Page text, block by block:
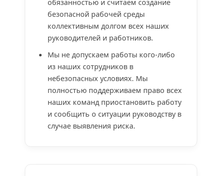
обязанностью и считаем создание
безопасной рабочей среды
коллективным долгом всех наших
руководителей и работников.
Мы не допускаем работы кого-либо
из наших сотрудников в
небезопасных условиях. Мы
полностью поддерживаем право всех
наших команд приостановить работу
и сообщить о ситуации руководству в
случае выявления риска.